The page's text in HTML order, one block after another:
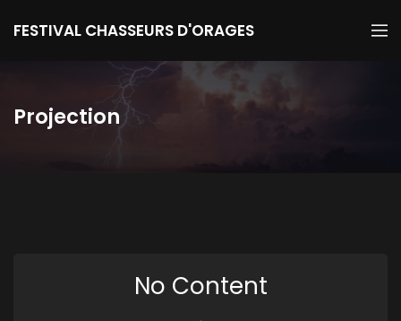
FESTIVAL CHASSEURS D'ORAGES
Projection
No Content